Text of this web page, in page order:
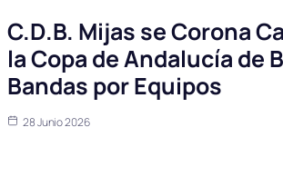
C.D.B. Mijas se Corona
la Copa de Andalucía de
Bandas por Equipos
28 Junio 2026